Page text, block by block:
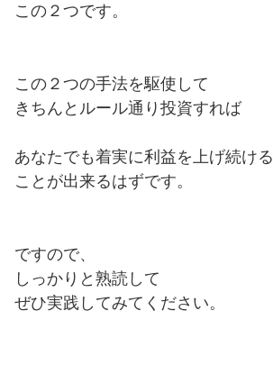
この２つです。
この２つの手法を駆使して
きちんとルール通り投資すれば
あなたでも着実に利益を上げ続ける
ことが出来るはずです。
ですので、
しっかりと熟読して
ぜひ実践してみてください。